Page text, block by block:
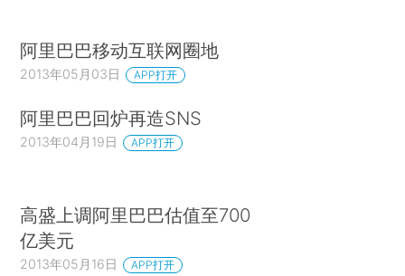
阿里巴巴移动互联网圈地
2013年05月03日 APP打开
阿里巴巴回炉再造SNS
2013年04月19日 APP打开
高盛上调阿里巴巴估值至700
亿美元
2013年05月16日 APP打开